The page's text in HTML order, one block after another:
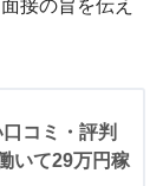
接の旨を伝え
コミ・評判
いて29万円稼